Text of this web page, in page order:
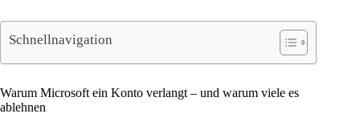
Schnellnavigation
Warum Microsoft ein Konto verlangt – und warum viele es
ablehnen